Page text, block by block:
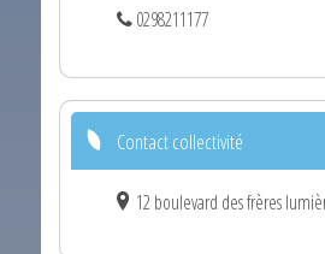
0298211177
Contact collectivité
12 boulevard des frères